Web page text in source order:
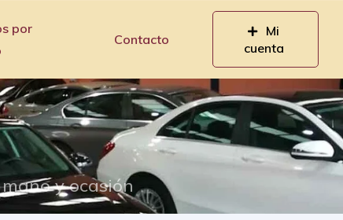
por
Contacto
Mi
cuenta
y ocasión